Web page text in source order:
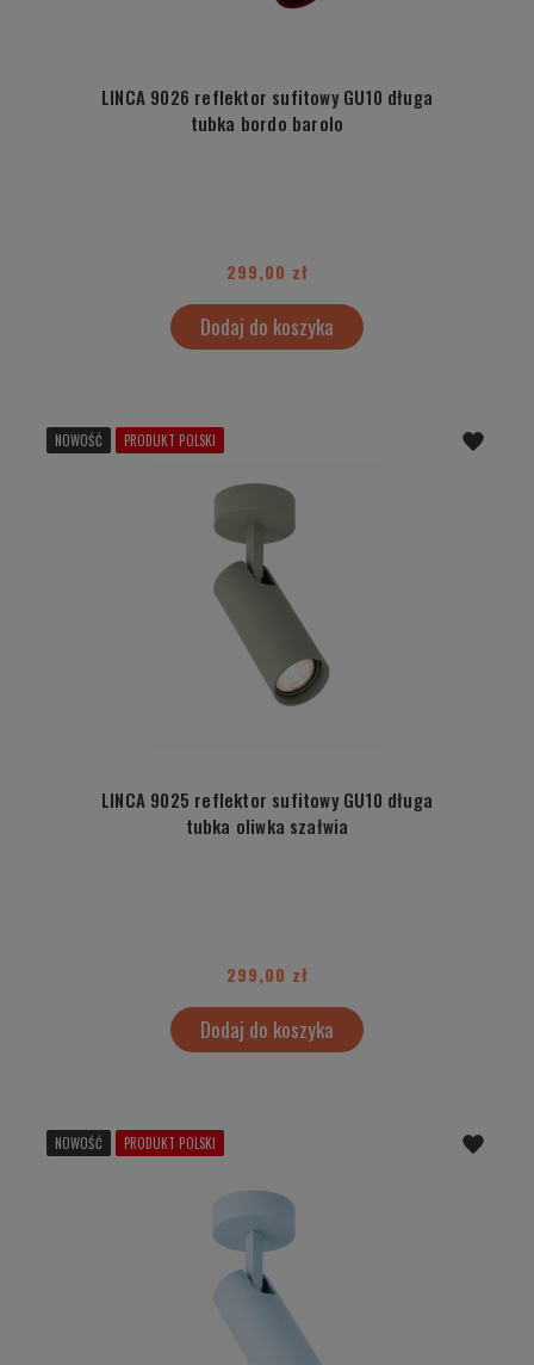
LINCA 9026 reflektor sufitowy GU10 długa
tubka bordo barolo
299,00 zł
Dodaj do koszyka
LINCA 9025 reflektor sufitowy GU10 długa
tubka oliwka szałwia
299,00 zł
Dodaj do koszyka
NOWOŚĆ PRODUKT POLSKI
NOWOŚĆ PRODUKT POLSKI